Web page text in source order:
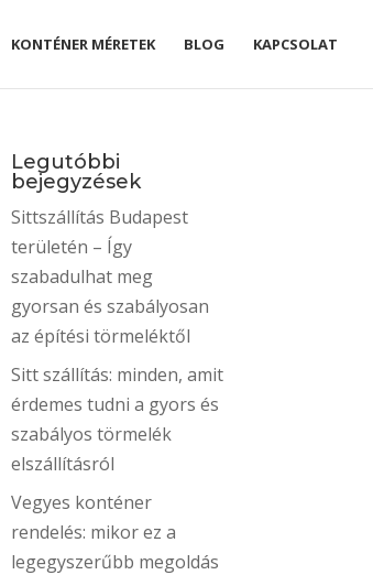
KONTÉNER MÉRETEK BLOG KAPCSOLAT
Legutóbbi
bejegyzések
Sittszállítás Budapest
területén – Így
szabadulhat meg
gyorsan és szabályosan
az építési törmeléktől
Sitt szállítás: minden, amit
érdemes tudni a gyors és
szabályos törmelék
elszállításról
Vegyes konténer
rendelés: mikor ez a
legegyszerűbb megoldás